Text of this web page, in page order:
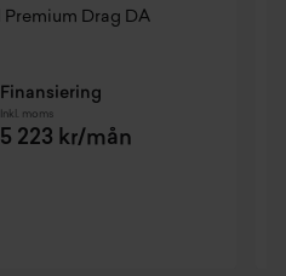
Premium Drag DA
Finansiering
Inkl. moms
5 223 kr/mån